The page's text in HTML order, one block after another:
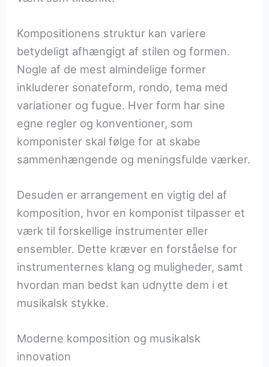
Kompositionens struktur kan variere
betydeligt afhængigt af stilen og formen.
Nogle af de mest almindelige former
inkluderer sonateform, rondo, tema med
variationer og fugue. Hver form har sine
egne regler og konventioner, som
komponister skal følge for at skabe
sammenhængende og meningsfulde værker.
Desuden er arrangement en vigtig del af
komposition, hvor en komponist tilpasser et
værk til forskellige instrumenter eller
ensembler. Dette kræver en forståelse for
instrumenternes klang og muligheder, samt
hvordan man bedst kan udnytte dem i et
musikalsk stykke.
Moderne komposition og musikalsk
innovation